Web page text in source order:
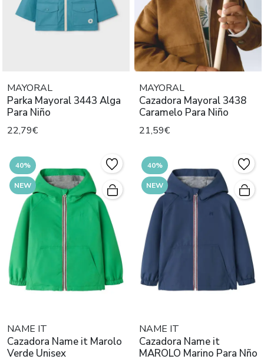
MAYORAL
Parka Mayoral 3443 Alga
Para Niño
22,79€
MAYORAL
Cazadora Mayoral 3438
Caramelo Para Niño
21,59€
40%
NEW
NAME IT
Cazadora Name it Marolo
Verde Unisex
40%
NEW
NAME IT
Cazadora Name it
MAROLO Marino Para Nño